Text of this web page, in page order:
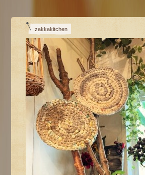
zakkakitchen